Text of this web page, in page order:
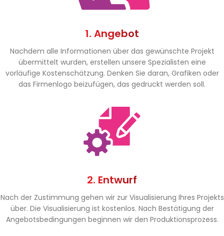
1. Angebot
Nachdem alle Informationen über das gewünschte Projekt
übermittelt wurden, erstellen unsere Spezialisten eine
vorläufige Kostenschätzung. Denken Sie daran, Grafiken oder
das Firmenlogo beizufügen, das gedruckt werden soll.
2. Entwurf
Nach der Zustimmung gehen wir zur Visualisierung Ihres Projekts
über. Die Visualisierung ist kostenlos. Nach Bestätigung der
Angebotsbedingungen beginnen wir den Produktionsprozess.